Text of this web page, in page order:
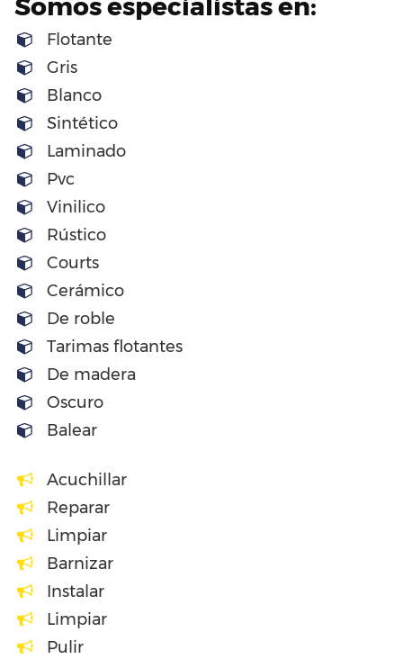
Somos especialistas en:
Flotante
Gris
Blanco
Sintético
Laminado
Pvc
Vinilico
Rústico
Courts
Cerámico
De roble
Tarimas flotantes
De madera
Oscuro
Balear
Acuchillar
Reparar
Limpiar
Barnizar
Instalar
Limpiar
Pulir